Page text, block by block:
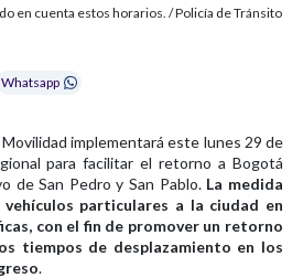
en cuenta estos horarios. / Policía de Tránsito
Whatsapp
implementará este lunes 29 de
para facilitar el retorno a Bogotá
de San Pedro y San Pablo. La medida
particulares a la ciudad en
con el fin de promover un retorno
tiempos de desplazamiento en los
.